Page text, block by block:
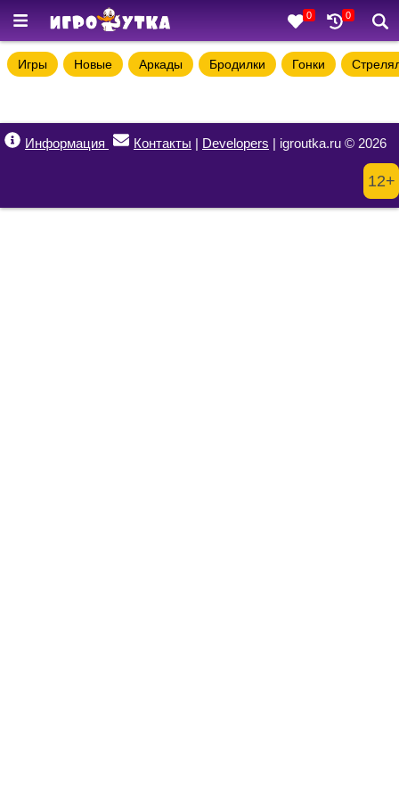
0 0
Игры Новые Аркады Бродилки Гонки
Информация Контакты | Developers | igroutka.ru © 2026
12+